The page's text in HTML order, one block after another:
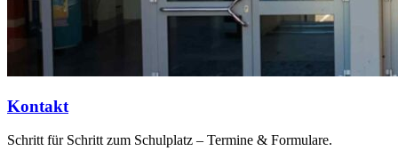
Kontakt
Schritt für Schritt zum Schulplatz – Termine & Formulare.